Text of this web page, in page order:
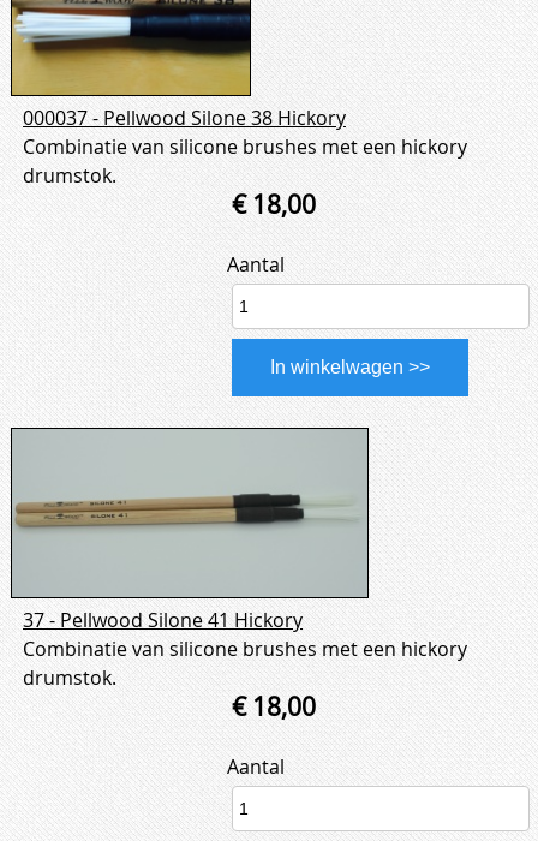
000037 - Pellwood Silone 38 Hickory
Combinatie van silicone brushes met een hickory
drumstok.
€ 18,00
Aantal
37 - Pellwood Silone 41 Hickory
Combinatie van silicone brushes met een hickory
drumstok.
€ 18,00
Aantal